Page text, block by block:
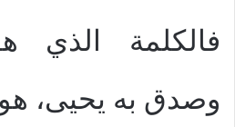
فالكلمة الذي
وصدق به يحيى،